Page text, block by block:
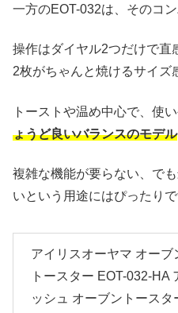
一方のEOT-032は、そのコ
操作はダイヤル2つだけで直
2枚がちゃんと焼けるサイズ
トーストや温め中心で、使
ょうど良いバランスのモデル
複雑な機能が要らない、で
いという用途にはぴったりで
アイリスオーヤマ オーブ
トースター EOT-032-HA
ッシュ オーブントースタ